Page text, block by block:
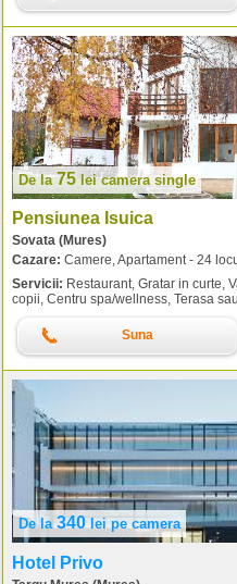
De la75 leicamera single
Pensiunea Isuica
Sovata (Mures)
Cazare: Camere, Apartament - 24
Servicii: Restaurant, Gratar in curte,
copii, Centru spa/wellness, Terasa
Suna
De la 340 lei pe camera
Hotel Privo